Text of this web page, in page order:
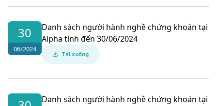
30
06/2024
Danh sách người hành nghề chứng khoán tại
Alpha tính đến 30/06/2024
Tải xuống
Danh sách người hành nghề chứng khoán tại